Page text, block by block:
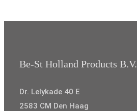
Be-St Holland Products B.V.
Dr. Lelykade 40 E
2583 CM Den Haag